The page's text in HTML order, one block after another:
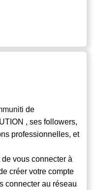
de
, ses followers,
professionnelles, et
vous connecter à
créer votre compte
connecter au réseau